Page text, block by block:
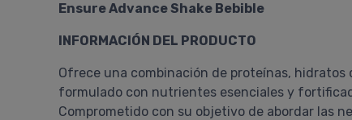
Ensure Advance Shake Bebible
INFORMACIÓN DEL PRODUCTO
Ofrece una combinación de proteínas,
formulado con nutrientes esenciales y
Comprometido con su objetivo de abordar las